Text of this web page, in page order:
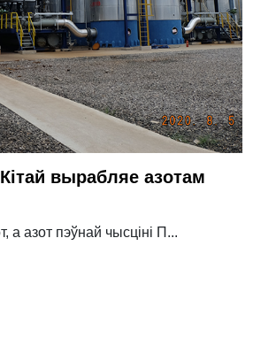
вырабляе азотам
а азот пэўнай чысціні П...